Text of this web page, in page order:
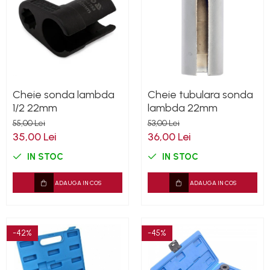
Mercedes
Mini
Nissan
Rover
Saab
Seat
Universale
Scule pentru tinichigerie
Scule Pneumatice
Cheie sonda lambda
1/2 22mm
55,00 Lei
35,00 Lei
IN STOC
ADAUGA IN COS
Cheie tubulara sonda
lambda 22mm
53,00 Lei
36,00 Lei
IN STOC
ADAUGA IN COS
-42% -45%